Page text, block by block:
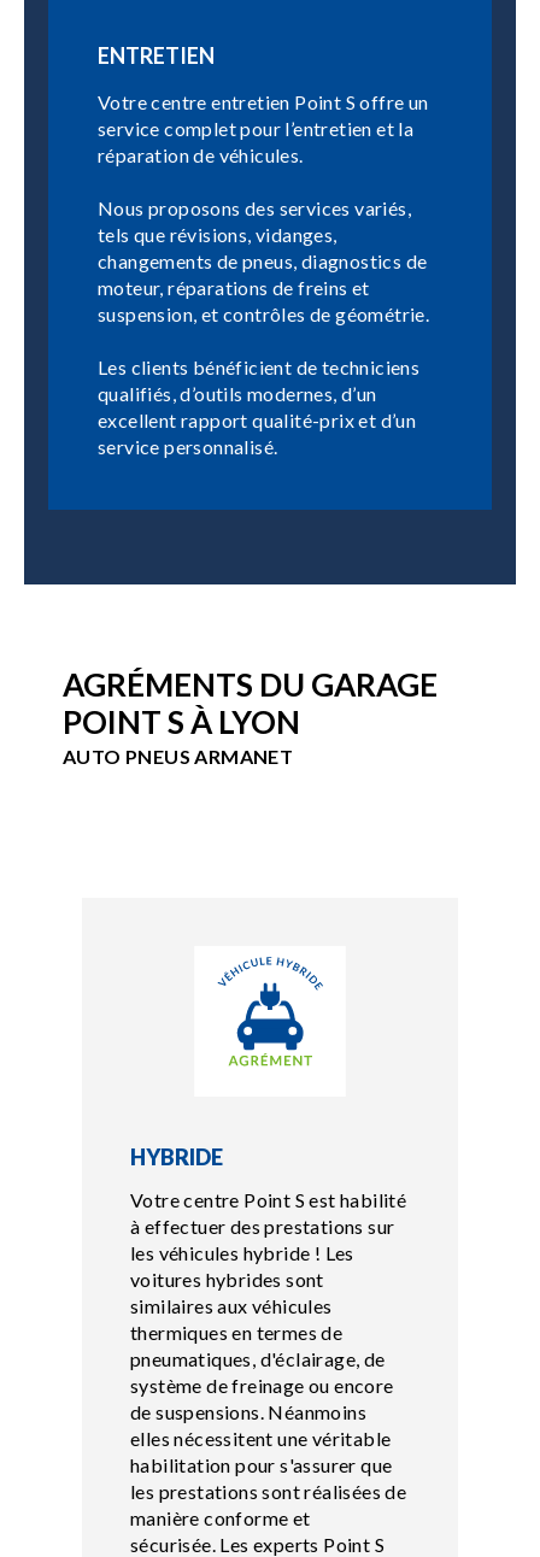
ENTRETIEN
Votre centre entretien Point S offre un
service complet pour l’entretien et la
réparation de véhicules.
Nous proposons des services variés,
tels que révisions, vidanges,
changements de pneus, diagnostics de
moteur, réparations de freins et
suspension, et contrôles de géométrie.
Les clients bénéficient de techniciens
qualifiés, d’outils modernes, d’un
excellent rapport qualité-prix et d’un
service personnalisé.
AGRÉMENTS DU GARAGE
POINT S À LYON
AUTO PNEUS ARMANET
HYBRIDE
Votre centre Point S est habilité
à effectuer des prestations sur
les véhicules hybride ! Les
voitures hybrides sont
similaires aux véhicules
thermiques en termes de
pneumatiques, d'éclairage, de
système de freinage ou encore
de suspensions. Néanmoins
elles nécessitent une véritable
habilitation pour s'assurer que
les prestations sont réalisées de
manière conforme et
sécurisée. Les experts Point S